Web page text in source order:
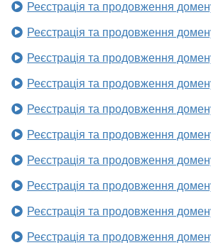
Реєстрація та продовження
Реєстрація та продовження
Реєстрація та продовження
Реєстрація та продовження
Реєстрація та продовження
Реєстрація та продовження
Реєстрація та продовження
Реєстрація та продовження
Реєстрація та продовження
Реєстрація та продовження